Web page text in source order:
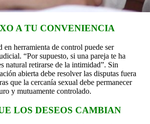
A TU CONVENIENCIA
herramienta de control puede ser
“Por supuesto, si una pareja te ha
natural retirarse de la intimidad”. Sin
abierta debe resolver las disputas fuera
que la cercanía sexual debe permanecer
y mutuamente controlado.
LOS DESEOS CAMBIAN